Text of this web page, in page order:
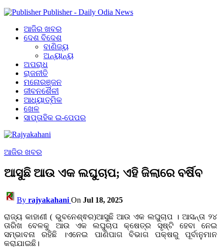
Publisher - Daily Odia News
ଆଜିର ଖବର
ଦେଶ ବିଦେଶ
ବାଣିଜ୍ୟ
ଅନ୍ୟାନ୍ୟ
ଅପରାଧ
ରାଜନୀତି
ମନୋରଞ୍ଜନ
ଜୀବନଶୈଳୀ
ଆଧ୍ୟାତ୍ମିକ
ଖେଳ
ସାପ୍ତାହିକ ଇ-ପେପର
ଆଜିର ଖବର
ଆସୁଛି ଆଉ ଏକ ଲଘୁଚାପ; ଏହି ଜିଲାରେ ବର୍ଷିବ
By rajyakahani On Jul 18, 2025
ରାଜ୍ୟ କାହାଣୀ ( ଭୁବନେଶ୍ଵର)ଆସୁଛି ଆଉ ଏକ ଲଘୁଚାପ । ଆସନ୍ତା ୨୪
ତାରିଖ ବେଳକୁ ଆଉ ଏକ ଲଘୁଚାପ କ୍ଷେତ୍ର ସୃଷ୍ଟି ହେବା ନେଇ
ସମ୍ଭାବନା ରହିଛି ।ଏନେଇ ପାଣିପାଗ ବିଭାଗ ପକ୍ଷରୁ ପୂର୍ବାନୁମାନ
କରାଯାଇଛି।